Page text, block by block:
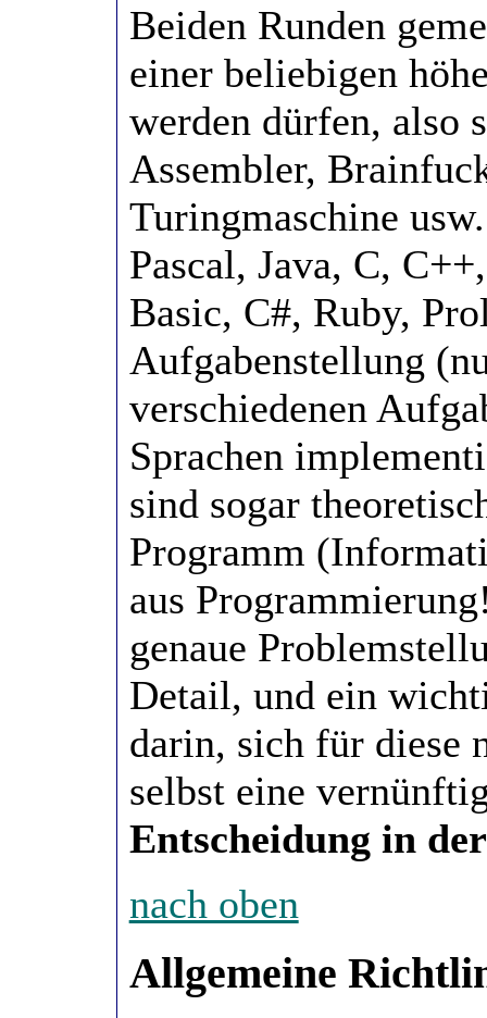
Beiden Runden
einer beliebigen
werden dürfen, also
Assembler,
Turingmaschine
Pascal, Java, C,
Basic, C#, Ruby,
Aufgabenstellung
verschiedenen
Sprachen
sind sogar
Programm
aus
genaue
Detail, und ein
darin, sich für diese
selbst eine
Entscheidung in
nach oben
Allgemeine